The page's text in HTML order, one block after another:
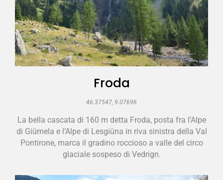
Froda
46.37547, 9.07696
La bella cascata di 160 m detta Froda, posta fra l’Alpe
di Giümela e l’Alpe di Lesgiüna in riva sinistra della Val
Pontirone, marca il gradino roccioso a valle del circo
glaciale sospeso di Vedrign.